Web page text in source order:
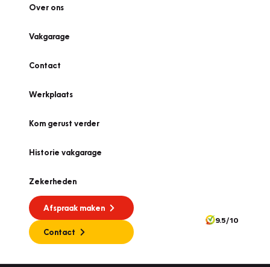
Over ons
Vakgarage
Contact
Werkplaats
Kom gerust verder
Historie vakgarage
Zekerheden
Afspraak maken
Contact
9.5/10